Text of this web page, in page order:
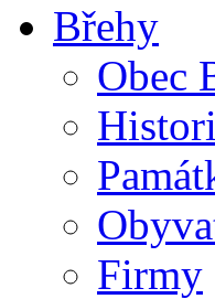
Břehy
Obec
Firmy